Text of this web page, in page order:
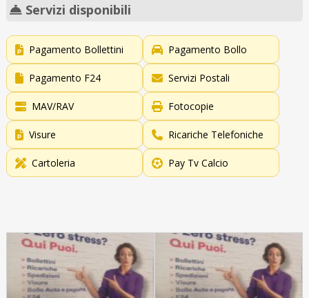
Servizi disponibili
Pagamento Bollettini Pagamento Bollo
Pagamento F24 Servizi Postali
MAV/RAV Fotocopie
Visure Ricariche Telefoniche
Cartoleria Pay Tv Calcio